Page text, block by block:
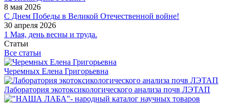
8 мая 2026
С Днем Победы в Великой Отечественной войне!
30 апреля 2026
1 Мая, день весны и труда.
Статьи
Все статьи
Черемных Елена Григорьевна
Лаборатория экотоксикологического анализа почв ЛЭТАП